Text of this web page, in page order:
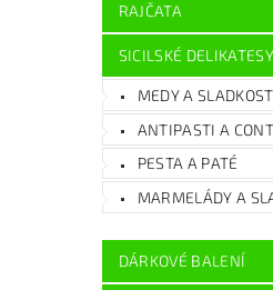
RAJČATA
SICILSKÉ DELIKATESY
MEDY A
ANTIPASTI A
PESTA A PATÉ
MARMELÁDY A
DÁRKOVÉ BALENÍ